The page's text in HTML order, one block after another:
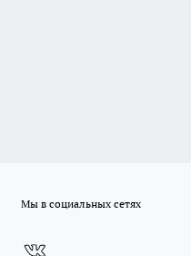
Мы в социальных сетях